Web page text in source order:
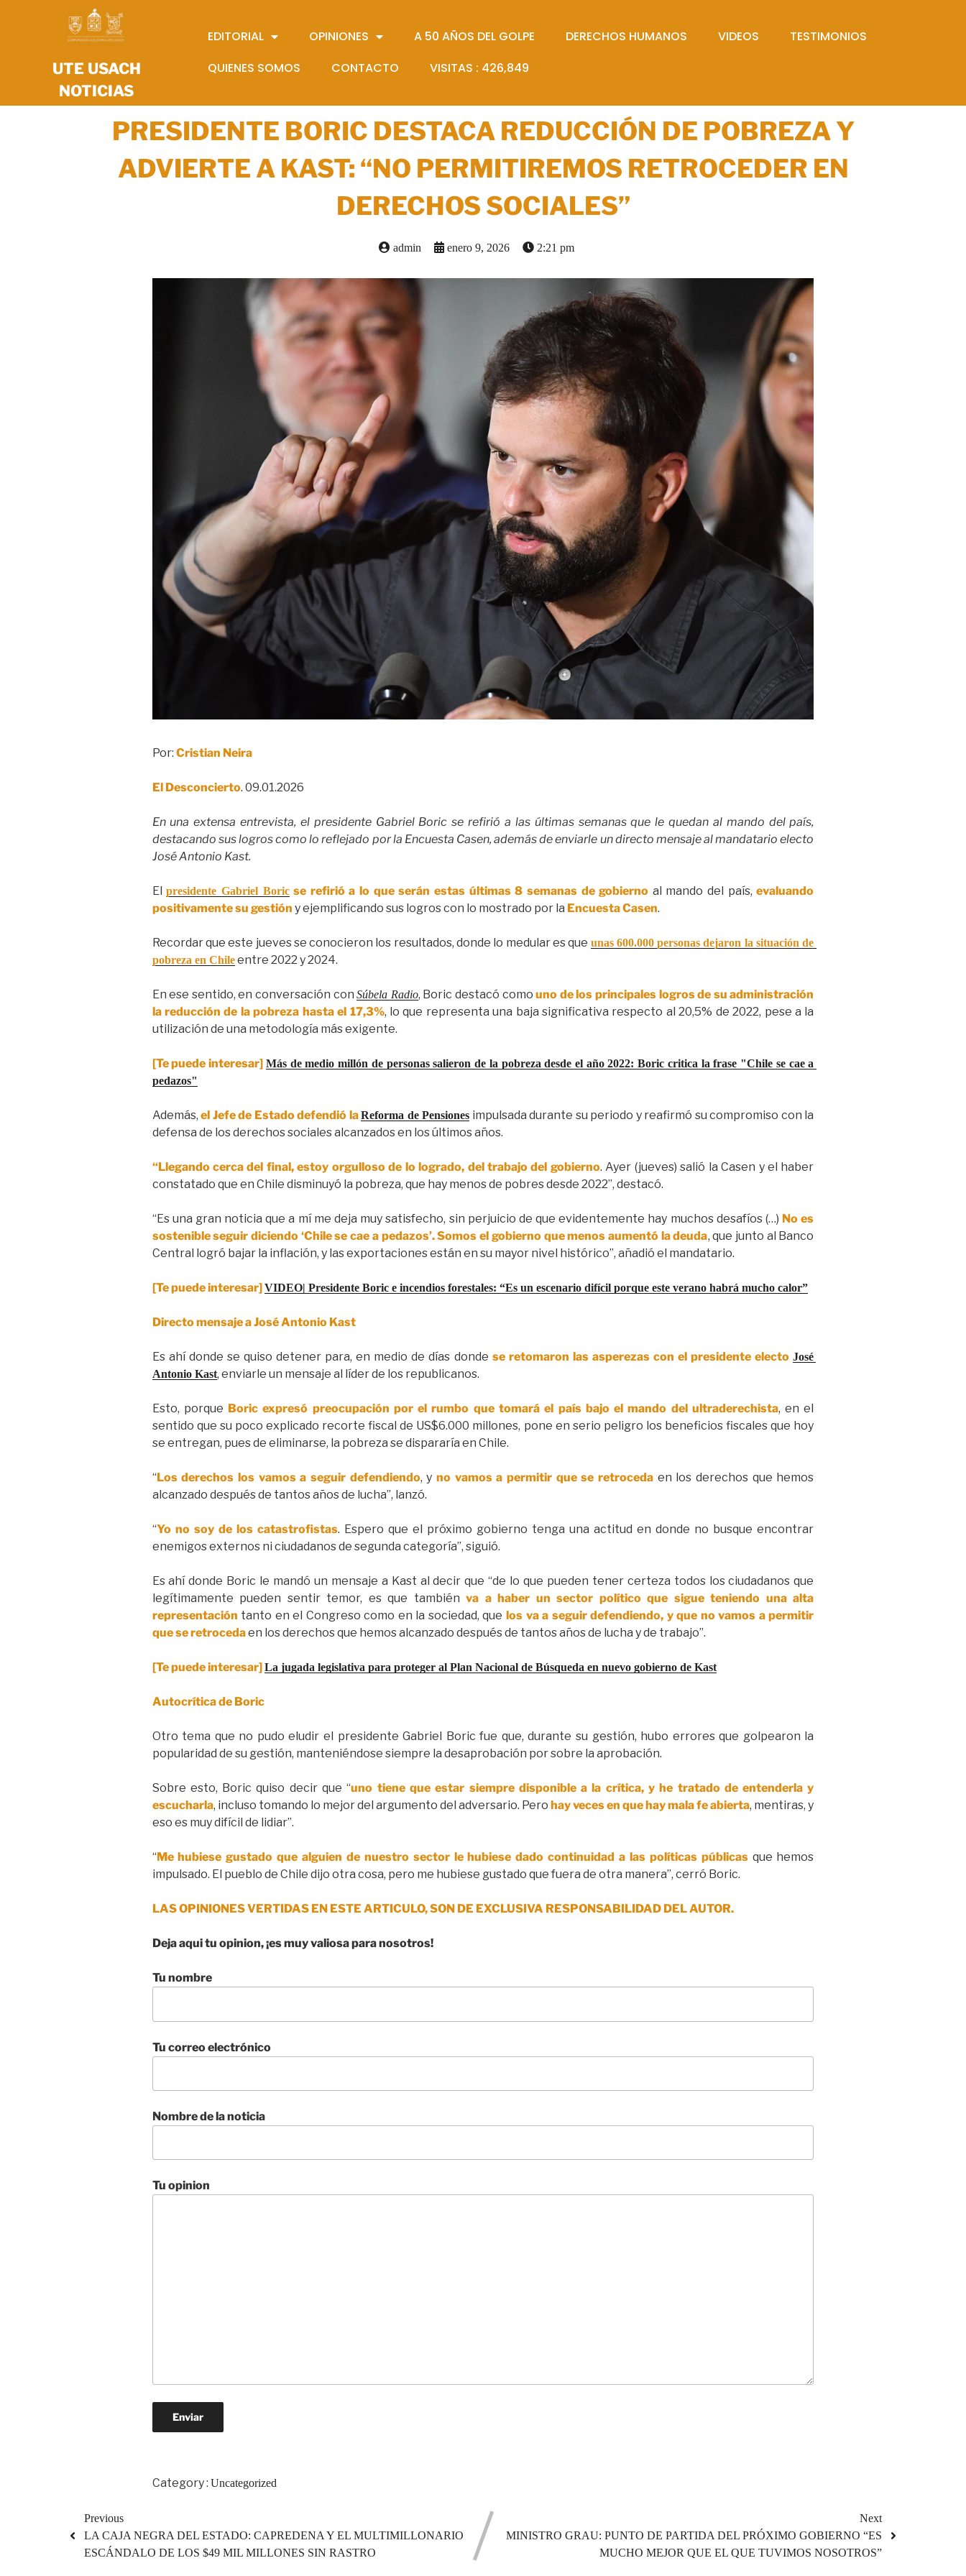
UTE USACH
NOTICIAS
EDITORIAL OPINIONES A 50 AÑOS DEL GOLPE DERECHOS HUMANOS VIDEOS
TESTIMONIOS
QUIENES SOMOS
CONTACTO VISITAS : 426,849
PRESIDENTE BORIC DESTACA REDUCCIÓN DE POBREZA Y
ADVIERTE A KAST: “NO PERMITIREMOS RETROCEDER EN
DERECHOS SOCIALES”
admin enero 9, 2026 2:21 pm
Por: Cristian Neira
El Desconcierto. 09.01.2026
En una extensa entrevista, el presidente Gabriel Boric se refirió a las últimas semanas que le quedan al mando del país,
destacando sus logros como lo reflejado por la Encuesta Casen, además de enviarle un directo mensaje al mandatario electo
José Antonio Kast.
Elpresidente Gabriel Boric se refirió a lo que serán estas últimas 8 semanas de gobierno al mando del país,evaluando
positivamente su gestión y ejemplificando sus logros con lo mostrado por la Encuesta Casen.
Recordar que este jueves se conocieron los resultados, donde lo medular es que unas 600.000 personas dejaron la situación de
pobreza en Chileentre 2022 y 2024.
En ese sentido, en conversación conSúbela Radio, Boric destacó comouno de los principales logros de su administración
la reducción de la pobreza hasta el 17,3%, lo que representa una baja significativa respecto al 20,5% de 2022, pese a la
utilización de una metodología más exigente.
[Te puede interesar] Más de medio millón de personas salieron de la pobreza desde el año 2022: Boric critica la frase "Chile se cae a
pedazos"
Además,el Jefe de Estado defendió laReforma de Pensiones impulsada durante su periodo y reafirmó su compromiso con la
defensa de los derechos sociales alcanzados en los últimos años.
“Llegando cerca del final, estoy orgulloso de lo logrado, del trabajo del gobierno. Ayer (jueves) salió la Casen y el haber
constatado que en Chile disminuyó la pobreza, que hay menos de pobres desde 2022”, destacó.
“Es una gran noticia que a mí me deja muy satisfecho, sin perjuicio de que evidentemente hay muchos desafíos (…) No es
sostenible seguir diciendo ‘Chile se cae a pedazos’. Somos el gobierno que menos aumentó la deuda, que junto al Banco
Central logró bajar la inflación, y las exportaciones están en su mayor nivel histórico”, añadió el mandatario.
[Te puede interesar] VIDEO| Presidente Boric e incendios forestales: “Es un escenario difícil porque este verano habrá mucho calor”
Directo mensaje a José Antonio Kast
Es ahí donde se quiso detener para, en medio de días donde se retomaron las asperezas con el presidente electoJosé
Antonio Kast, enviarle un mensaje al líder de los republicanos.
Esto, porque Boric expresó preocupación por el rumbo que tomará el país bajo el mando del ultraderechista, en el
sentido que su poco explicado recorte fiscal de US$6.000 millones, pone en serio peligro los beneficios fiscales que hoy
se entregan, pues de eliminarse, la pobreza se dispararía en Chile.
“Los derechos los vamos a seguir defendiendo, y no vamos a permitir que se retroceda en los derechos que hemos
alcanzado después de tantos años de lucha”, lanzó.
“Yo no soy de los catastrofistas. Espero que el próximo gobierno tenga una actitud en donde no busque encontrar
enemigos externos ni ciudadanos de segunda categoría”, siguió.
Es ahí donde Boric le mandó un mensaje a Kast al decir que “de lo que pueden tener certeza todos los ciudadanos que
legítimamente pueden sentir temor, es que tambiénva a haber un sector político que sigue teniendo una alta
representación tanto en el Congreso como en la sociedad, que los va a seguir defendiendo, y que no vamos a permitir
que se retrocedaen los derechos que hemos alcanzado después de tantos años de lucha y de trabajo”.
[Te puede interesar] La jugada legislativa para proteger al Plan Nacional de Búsqueda en nuevo gobierno de Kast
Autocrítica de Boric
Otro tema que no pudo eludir el presidente Gabriel Boric fue que, durante su gestión, hubo errores que golpearon la
popularidad de su gestión, manteniéndose siempre la desaprobación por sobre la aprobación.
Sobre esto, Boric quiso decir que “uno tiene que estar siempre disponible a la crítica, y he tratado de entenderla y
escucharla, incluso tomando lo mejor del argumento del adversario. Pero hay veces en que hay mala fe abierta, mentiras, y
eso es muy difícil de lidiar”.
“Me hubiese gustado que alguien de nuestro sector le hubiese dado continuidad a las políticas públicasque hemos
impulsado. El pueblo de Chile dijo otra cosa, pero me hubiese gustado que fuera de otra manera”, cerró Boric.
LAS OPINIONES VERTIDAS EN ESTE ARTICULO, SON DE EXCLUSIVA RESPONSABILIDAD DEL AUTOR.
Deja aqui tu opinion, ¡es muy valiosa para nosotros!
Tu nombre
Tu correo electrónico
Nombre de la noticia
Tu opinion
Category : Uncategorized
Previous
LA CAJA NEGRA DEL ESTADO: CAPREDENA Y EL MULTIMILLONARIO
ESCÁNDALO DE LOS $49 MIL MILLONES SIN RASTRO
Next
MINISTRO GRAU: PUNTO DE PARTIDA DEL PRÓXIMO GOBIERNO “ES
MUCHO MEJOR QUE EL QUE TUVIMOS NOSOTROS”